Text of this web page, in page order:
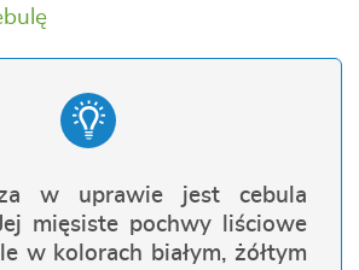
w uprawie jest cebula
mięsiste pochwy liściowe
w kolorach białym, żółtym